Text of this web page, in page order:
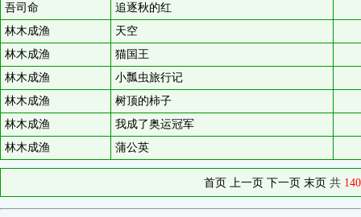
吾司命
追逐秋的红
林木成渔
天空
林木成渔
猫国王
林木成渔
小瓢虫旅行记
林木成渔
树顶的柿子
林木成渔
我成了奥运冠军
林木成渔
蒲公英
首页 上一页 下一页 末页 共 140